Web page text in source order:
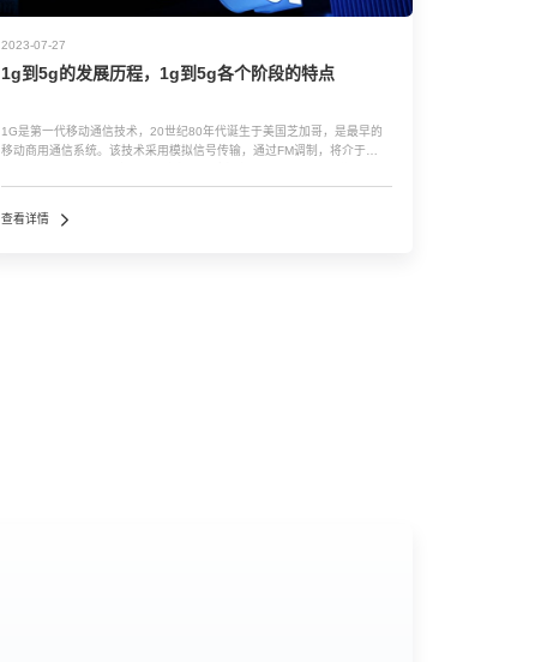
2023-07-27
1g到5g的发展历程，1g到5g各个阶段的特点
1G是第一代移动通信技术，20世纪80年代诞生于美国芝加哥，是最早的
移动商用通信系统。该技术采用模拟信号传输，通过FM调制，将介于
动通信技术，1991年在日本开始商...…
查看详情